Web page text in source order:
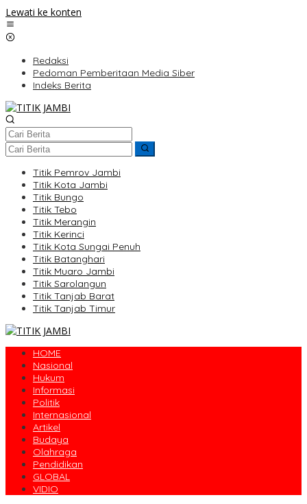
Lewati ke konten
Redaksi
Pedoman Pemberitaan Media Siber
Indeks Berita
Titik Pemrov Jambi
Titik Kota Jambi
Titik Bungo
Titik Tebo
Titik Merangin
Titik Kerinci
Titik Kota Sungai Penuh
Titik Batanghari
Titik Muaro Jambi
Titik Sarolangun
Titik Tanjab Barat
Titik Tanjab Timur
HOME
Nasional
Hukum
Informasi
Politik
Internasional
Artikel
Budaya
Olahraga
Pendidikan
GLOBAL
VIDIO